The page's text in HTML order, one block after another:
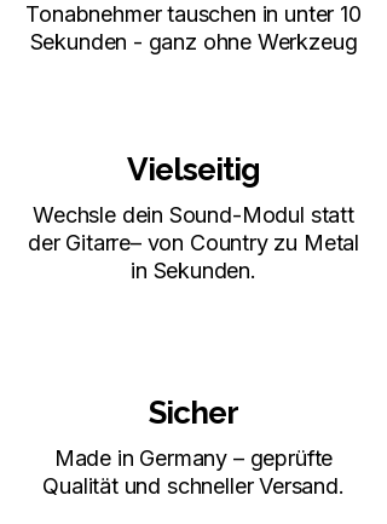
Tonabnehmer tauschen in unter 10
Sekunden - ganz ohne Werkzeug
Vielseitig
Wechsle dein Sound-Modul statt
der Gitarre– von Country zu Metal
in Sekunden.
Sicher
Made in Germany – geprüfte
Qualität und schneller Versand.